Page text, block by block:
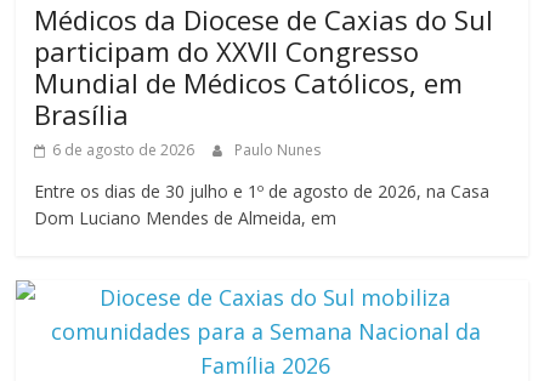
Médicos da Diocese de Caxias do Sul
participam do XXVII Congresso
Mundial de Médicos Católicos, em
Brasília
6 de agosto de 2026 Paulo Nunes
Entre os dias de 30 julho e 1º de agosto de 2026, na Casa
Dom Luciano Mendes de Almeida, em